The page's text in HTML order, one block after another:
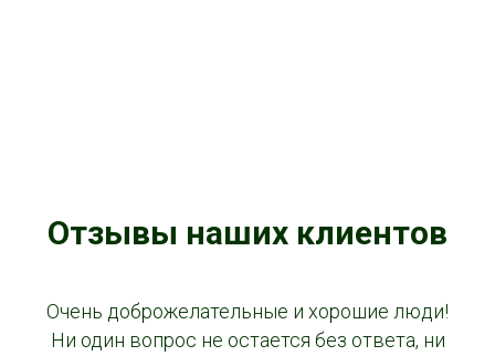
Отзывы наших клиентов
Очень доброжелательные и хорошие люди!
Ни один вопрос не остается без ответа, ни